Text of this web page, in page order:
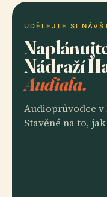
UDĚLEJTE SI
Nádraží
Audiala.
Audioprůvodce
Stavěné na to,